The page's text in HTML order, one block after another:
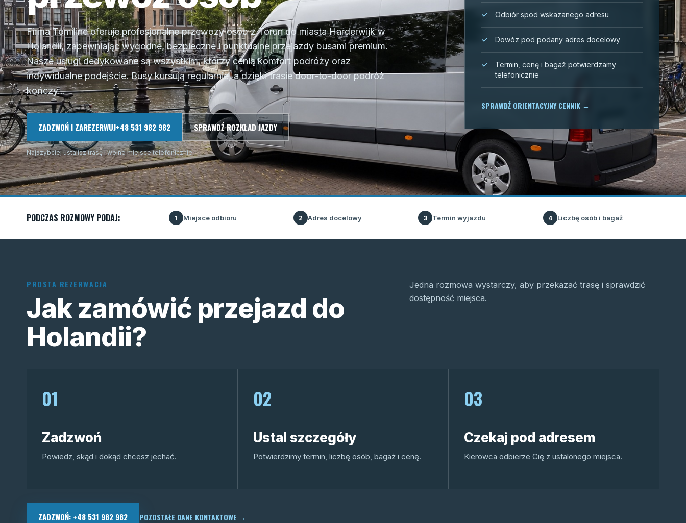
Firma Tomiline oferuje profesjonalne przewozy osób z Torun do miasta Harderwijk w
Holandii, zapewniając wygodne, bezpieczne i punktualne przejazdy busami premium.
Nasze usługi dedykowane są wszystkim, którzy cenią komfort podróży oraz
indywidualne podejście. Busy kursują regularnie, a dzięki trasie door-to-door podróż
kończy...
ZADZWOŃ I ZAREZERWUJ+48 531 982 982 SPRAWDŹ ROZKŁAD JAZDY
Najszybciej ustalisz trasę i wolne miejsce telefonicznie.
Odbiór spod wskazanego adresu
Dowóz pod podany adres docelowy
Termin, cenę i bagaż potwierdzamy
telefonicznie
SPRAWDŹ ORIENTACYJNY CENNIK →
PODCZAS ROZMOWY PODAJ: 1 Miejsce odbioru 2 Adres docelowy 3 Termin wyjazdu 4 Liczbę osób i bagaż
PROSTA REZERWACJA
Jak zamówić przejazd do
Holandii?
Jedna rozmowa wystarczy, aby przekazać trasę i sprawdzić
dostępność miejsca.
01
Zadzwoń
Powiedz, skąd i dokąd chcesz jechać.
02
Ustal szczegóły
Potwierdzimy termin, liczbę osób, bagaż i cenę.
03
Czekaj pod adresem
Kierowca odbierze Cię z ustalonego miejsca.
ZADZWOŃ: +48 531 982 982 POZOSTAŁE DANE KONTAKTOWE →